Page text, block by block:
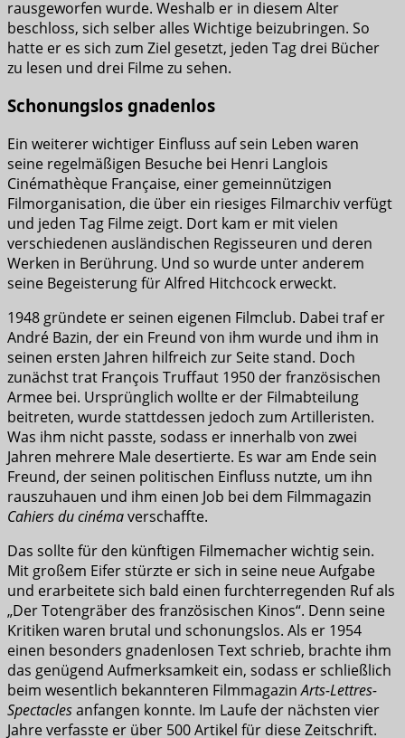
rausgeworfen wurde. Weshalb er in diesem Alter
beschloss, sich selber alles Wichtige beizubringen. So
hatte er es sich zum Ziel gesetzt, jeden Tag drei Bücher
zu lesen und drei Filme zu sehen.
Schonungslos gnadenlos
Ein weiterer wichtiger Einfluss auf sein Leben waren
seine regelmäßigen Besuche bei Henri Langlois
Cinémathèque Française, einer gemeinnützigen
Filmorganisation, die über ein riesiges Filmarchiv verfügt
und jeden Tag Filme zeigt. Dort kam er mit vielen
verschiedenen ausländischen Regisseuren und deren
Werken in Berührung. Und so wurde unter anderem
seine Begeisterung für Alfred Hitchcock erweckt.
1948 gründete er seinen eigenen Filmclub. Dabei traf er
André Bazin, der ein Freund von ihm wurde und ihm in
seinen ersten Jahren hilfreich zur Seite stand. Doch
zunächst trat François Truffaut 1950 der französischen
Armee bei. Ursprünglich wollte er der Filmabteilung
beitreten, wurde stattdessen jedoch zum Artilleristen.
Was ihm nicht passte, sodass er innerhalb von zwei
Jahren mehrere Male desertierte. Es war am Ende sein
Freund, der seinen politischen Einfluss nutzte, um ihn
rauszuhauen und ihm einen Job bei dem Filmmagazin
Cahiers du cinémaverschaffte.
Das sollte für den künftigen Filmemacher wichtig sein.
Mit großem Eifer stürzte er sich in seine neue Aufgabe
und erarbeitete sich bald einen furchterregenden Ruf als
„Der Totengräber des französischen Kinos“. Denn seine
Kritiken waren brutal und schonungslos. Als er 1954
einen besonders gnadenlosen Text schrieb, brachte ihm
das genügend Aufmerksamkeit ein, sodass er schließlich
beim wesentlich bekannteren FilmmagazinArts-Lettres-
Spectaclesanfangen konnte. Im Laufe der nächsten vier
Jahre verfasste er über 500 Artikel für diese Zeitschrift.